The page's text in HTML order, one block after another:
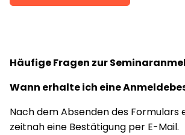
Häufige Fragen zur
Wann erhalte ich eine
Nach dem Absenden des Formulars
zeitnah eine Bestätigung per E-Mail.